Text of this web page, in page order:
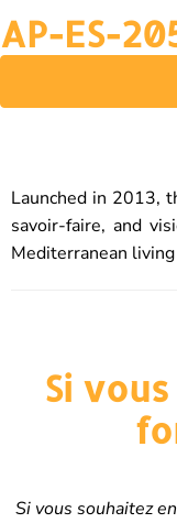
AP-ES-
Launched in 2013,
savoir-faire, and
Mediterranean
Si
Si vous souhaitez